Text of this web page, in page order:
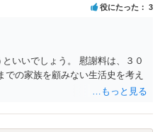
からといって相手方の請求が否
題の統一的な解決を持ち掛けて
れた場合、どう対処したら良いの
触れるようなもの（住居侵入や
合は、事前に警察に連絡してお
役にたった 3
いいでしょう。 慰謝料は、３０
での家族を顧みない生活史を考え